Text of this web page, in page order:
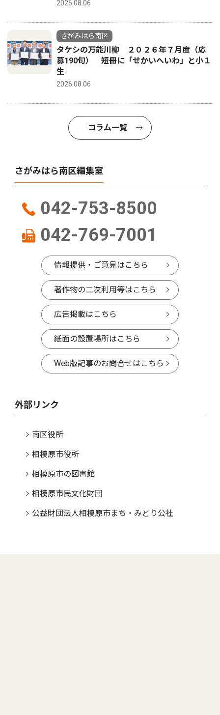
2026.08.06
さがみはら南区
タケシの万能川柳 ２０２６年７月度（応
募190句） 短冊に「せかいへいわ」と小１
生
2026.08.06
コラム一覧
さがみはら南区編集室
042-753-8500
042-769-7001
情報提供・ご意見はこちら
著作物の二次利用等はこちら
広告掲載はこちら
紙面の設置場所はこちら
Web版記事のお問合せはこちら
外部リンク
南区役所
相模原市役所
相模原市の図書館
相模原市民文化財団
公益財団法人相模原市まち・みどり公社